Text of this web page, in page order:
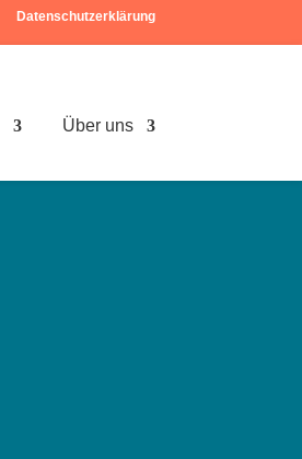
Datenschutzerklärung
Über uns